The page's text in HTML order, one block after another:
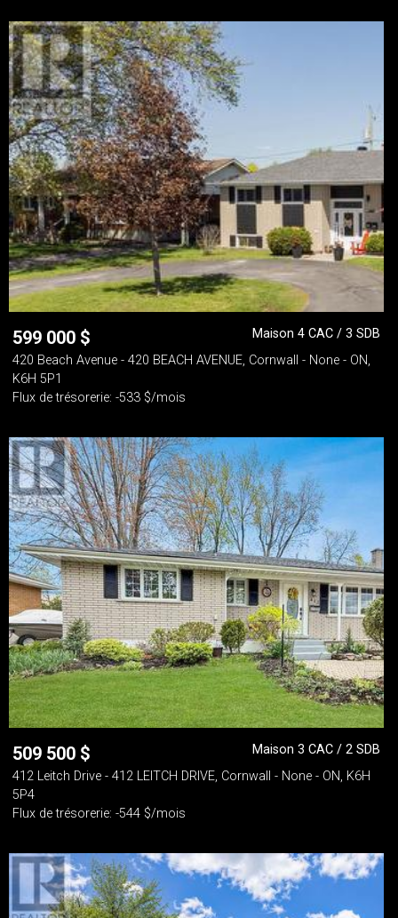
599 000 $
Maison 4 CAC / 3 SDB
420 Beach Avenue - 420 BEACH AVENUE, Cornwall - None - ON,
K6H 5P1
Flux de trésorerie: -533 $/mois
509 500 $
Maison 3 CAC / 2 SDB
412 Leitch Drive - 412 LEITCH DRIVE, Cornwall - None - ON, K6H
5P4
Flux de trésorerie: -544 $/mois